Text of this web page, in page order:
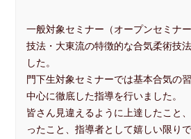
一般対象セミナー（オープンセミナ
技法・大東流の特徴的な合気柔術技
した。
門下生対象セミナーでは基本合気の
中心に徹底した指導を行いました。
皆さん見違えるように上達したこと
ったこと、指導者として嬉しい限りで